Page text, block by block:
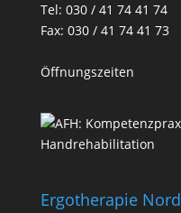
Tel: 030 / 41 74 41 74
Fax: 030 / 41 74 41 73
Öffnungszeiten
Ergotherapie Nord